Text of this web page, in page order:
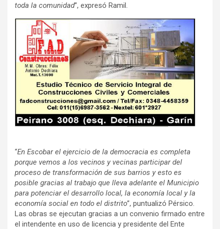
toda la comunidad”, expresó Ramil.
“En Escobar el ejercicio de la democracia es completa
porque vemos a los vecinos y vecinas participar del
proceso de transformación de sus barrios y esto es
posible gracias al trabajo que lleva adelante el Municipio
para potenciar el desarrollo local, la economía local y la
economía social en todo el distrito”, puntualizó Pérsico.
Las obras se ejecutan gracias a un convenio firmado entre
el intendente en uso de licencia y presidente del Ente